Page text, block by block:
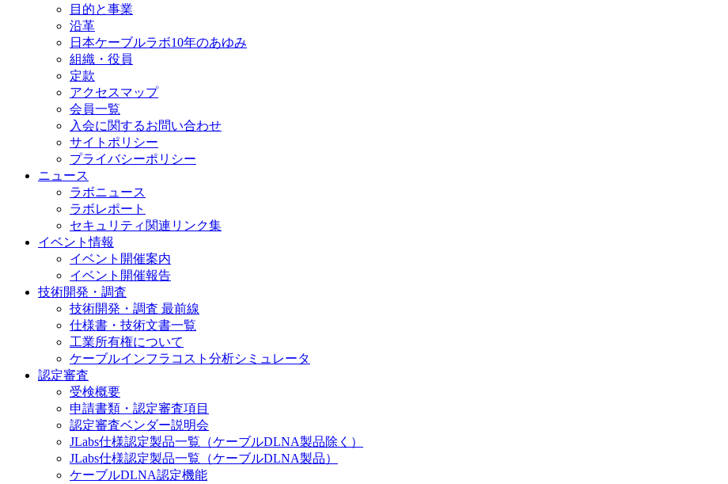
目的と事業
沿革
日本ケーブルラボ10年のあゆみ
組織・役員
定款
アクセスマップ
会員一覧
入会に関するお問い合わせ
サイトポリシー
プライバシーポリシー
ニュース
ラボニュース
ラボレポート
セキュリティ関連リンク集
イベント情報
イベント開催案内
イベント開催報告
技術開発・調査
技術開発・調査 最前線
仕様書・技術文書一覧
工業所有権について
ケーブルインフラコスト分析シミュレータ
認定審査
受検概要
申請書類・認定審査項目
認定審査ベンダー説明会
JLabs仕様認定製品一覧（ケーブルDLNA製品除く）
JLabs仕様認定製品一覧（ケーブルDLNA製品）
ケーブルDLNA認定機能